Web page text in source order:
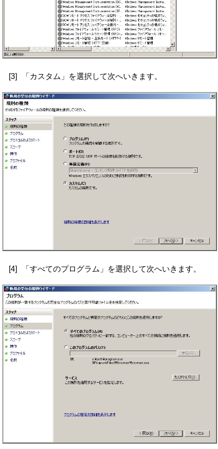
[3] 「カスタム」を選択して次へいきます。
[4] 「すべてのプログラム」を選択して次へいきます。